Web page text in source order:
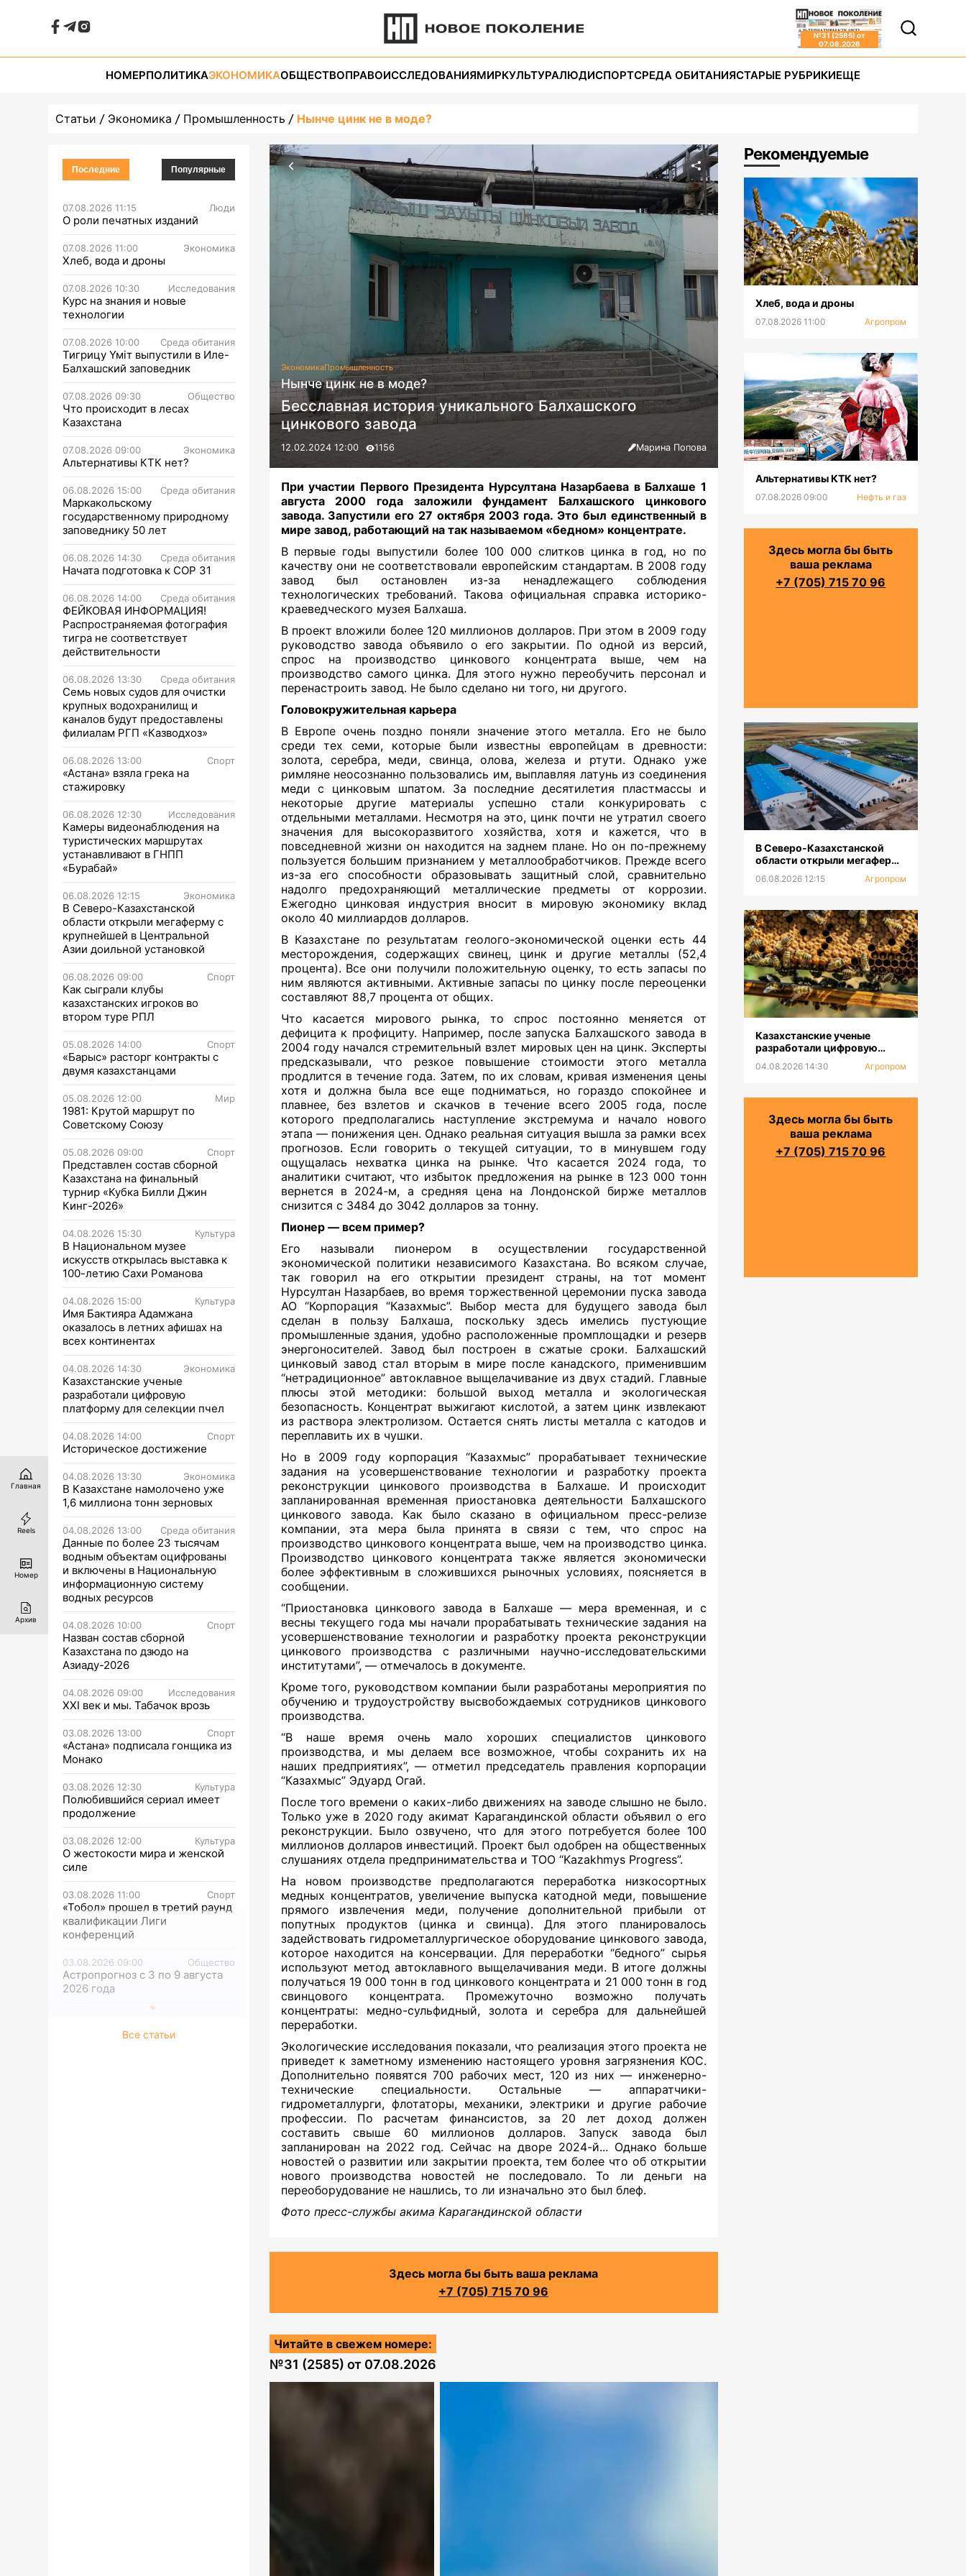
№31 (2585) от
07.08.2026
НОМЕРПОЛИТИКАЭКОНОМИКАОБЩЕСТВОПРАВОИССЛЕДОВАНИЯМИРКУЛЬТУРАЛЮДИСПОРТСРЕДА ОБИТАНИЯСТАРЫЕ РУБРИКИЕЩЕ
Статьи Экономика Промышленность Нынче цинк не в моде?
Последние Популярные
07.08.2026 11:15 Люди
О роли печатных изданий
07.08.2026 11:00 Экономика
Хлеб, вода и дроны
07.08.2026 10:30 Исследования
Курс на знания и новые
технологии
07.08.2026 10:00 Среда обитания
Тигрицу Үміт выпустили в Иле-
Балхашский заповедник
07.08.2026 09:30 Общество
Что происходит в лесах
Казахстана
07.08.2026 09:00 Экономика
Альтернативы КТК нет?
06.08.2026 15:00 Среда обитания
Маркакольскому
государственному природному
заповеднику 50 лет
06.08.2026 14:30 Среда обитания
Начата подготовка к СОР 31
06.08.2026 14:00 Среда обитания
ФЕЙКОВАЯ ИНФОРМАЦИЯ!
Распространяемая фотография
тигра не соответствует
действительности
06.08.2026 13:30 Среда обитания
Семь новых судов для очистки
крупных водохранилищ и
каналов будут предоставлены
филиалам РГП «Казводхоз»
06.08.2026 13:00 Спорт
«Астана» взяла грека на
стажировку
06.08.2026 12:30 Исследования
Камеры видеонаблюдения на
туристических маршрутах
устанавливают в ГНПП
«Бурабай»
06.08.2026 12:15 Экономика
В Северо-Казахстанской
области открыли мегаферму с
крупнейшей в Центральной
Азии доильной установкой
06.08.2026 09:00 Спорт
Как сыграли клубы
казахстанских игроков во
втором туре РПЛ
05.08.2026 14:00 Спорт
«Барыс» расторг контракты с
двумя казахстанцами
05.08.2026 12:00 Мир
1981: Крутой маршрут по
Советскому Союзу
05.08.2026 09:00 Спорт
Представлен состав сборной
Казахстана на финальный
турнир «Кубка Билли Джин
Кинг-2026»
04.08.2026 15:30 Культура
В Национальном музее
искусств открылась выставка к
100-летию Сахи Романова
04.08.2026 15:00 Культура
Имя Бактияра Адамжана
оказалось в летних афишах на
всех континентах
04.08.2026 14:30 Экономика
Казахстанские ученые
разработали цифровую
платформу для селекции пчел
04.08.2026 14:00 Спорт
Историческое достижение
04.08.2026 13:30 Экономика
В Казахстане намолочено уже
1,6 миллиона тонн зерновых
04.08.2026 13:00 Среда обитания
Данные по более 23 тысячам
водным объектам оцифрованы
и включены в Национальную
информационную систему
водных ресурсов
04.08.2026 10:00 Спорт
Назван состав сборной
Казахстана по дзюдо на
Азиаду-2026
04.08.2026 09:00 Исследования
XXI век и мы. Табачок врозь
03.08.2026 13:00 Спорт
«Астана» подписала гонщика из
Монако
03.08.2026 12:30 Культура
Полюбившийся сериал имеет
продолжение
03.08.2026 12:00 Культура
О жестокости мира и женской
силе
03.08.2026 11:00 Спорт
«Тобол» прошел в третий раунд
квалификации Лиги
конференций
03.08.2026 09:00 Общество
Астропрогноз с 3 по 9 августа
2026 года
Все статьи
ЭкономикаПромышленность
Нынче цинк не в моде?
Бесславная история уникального Балхашского
цинкового завода
12.02.2024 12:00 1156 Марина Попова
При участии Первого Президента Нурсултана Назарбаева в Балхаше 1
августа 2000 года заложили фундамент Балхашского цинкового
завода. Запустили его 27 октября 2003 года. Это был единственный в
мире завод, работающий на так называемом «бедном» концентрате.
В первые годы выпустили более 100 000 слитков цинка в год, но по
качеству они не соответствовали европейским стандартам. В 2008 году
завод был остановлен из-за ненадлежащего соблюдения
технологических требований. Такова официальная справка историко-
краеведческого музея Балхаша.
В проект вложили более 120 миллионов долларов. При этом в 2009 году
руководство завода объявило о его закрытии. По одной из версий,
спрос на производство цинкового концентрата выше, чем на
производство самого цинка. Для этого нужно переобучить персонал и
перенастроить завод. Не было сделано ни того, ни другого.
Головокружительная карьера
В Европе очень поздно поняли значение этого металла. Его не было
среди тех семи, которые были известны европейцам в древности:
золота, серебра, меди, свинца, олова, железа и ртути. Однако уже
римляне неосознанно пользовались им, выплавляя латунь из соединения
меди с цинковым шпатом. За последние десятилетия пластмассы и
некоторые другие материалы успешно стали конкурировать с
отдельными металлами. Несмотря на это, цинк почти не утратил своего
значения для высокоразвитого хозяйства, хотя и кажется, что в
повседневной жизни он находится на заднем плане. Но он по-прежнему
пользуется большим признанием у металлообработчиков. Прежде всего
из-за его способности образовывать защитный слой, сравнительно
надолго предохраняющий металлические предметы от коррозии.
Ежегодно цинковая индустрия вносит в мировую экономику вклад
около 40 миллиардов долларов.
В Казахстане по результатам геолого-экономической оценки есть 44
месторождения, содержащих свинец, цинк и другие металлы (52,4
процента). Все они получили положительную оценку, то есть запасы по
ним являются активными. Активные запасы по цинку после переоценки
составляют 88,7 процента от общих.
Что касается мирового рынка, то спрос постоянно меняется от
дефицита к профициту. Например, после запуска Балхашского завода в
2004 году начался стремительный взлет мировых цен на цинк. Эксперты
предсказывали, что резкое повышение стоимости этого металла
продлится в течение года. Затем, по их словам, кривая изменения цены
хотя и должна была все еще подниматься, но гораздо спокойнее и
плавнее, без взлетов и скачков в течение всего 2005 года, после
которого предполагались наступление экстремума и начало нового
этапа — понижения цен. Однако реальная ситуация вышла за рамки всех
прогнозов. Если говорить о текущей ситуации, то в минувшем году
ощущалась нехватка цинка на рынке. Что касается 2024 года, то
аналитики считают, что избыток предложения на рынке в 123 000 тонн
вернется в 2024-м, а средняя цена на Лондонской бирже металлов
снизится с 3484 до 3042 долларов за тонну.
Пионер — всем пример?
Его называли пионером в осуществлении государственной
экономической политики независимого Казахстана. Во всяком случае,
так говорил на его открытии президент страны, на тот момент
Нурсултан Назарбаев, во время торжественной церемонии пуска завода
АО “Корпорация “Казахмыс”. Выбор места для будущего завода был
сделан в пользу Балхаша, поскольку здесь имелись пустующие
промышленные здания, удобно расположенные промплощадки и резерв
энергоносителей. Завод был построен в сжатые сроки. Балхашский
цинковый завод стал вторым в мире после канадского, применившим
“нетрадиционное” автоклавное выщелачивание из двух стадий. Главные
плюсы этой методики: большой выход металла и экологическая
безопасность. Концентрат выжигают кислотой, а затем цинк извлекают
из раствора электролизом. Остается снять листы металла с катодов и
переплавить их в чушки.
Но в 2009 году корпорация “Казахмыс” прорабатывает технические
задания на усовершенствование технологии и разработку проекта
реконструкции цинкового производства в Балхаше. И происходит
запланированная временная приостановка деятельности Балхашского
цинкового завода. Как было сказано в официальном пресс-релизе
компании, эта мера была принята в связи с тем, что спрос на
производство цинкового концентрата выше, чем на производство цинка.
Производство цинкового концентрата также является экономически
более эффективным в сложившихся рыночных условиях, поясняется в
сообщении.
“Приостановка цинкового завода в Балхаше — мера временная, и с
весны текущего года мы начали прорабатывать технические задания на
усовершенствование технологии и разработку проекта реконструкции
цинкового производства с различными научно-исследовательскими
институтами”, — отмечалось в документе.
Кроме того, руководством компании были разработаны мероприятия по
обучению и трудоустройству высвобождаемых сотрудников цинкового
производства.
“В наше время очень мало хороших специалистов цинкового
производства, и мы делаем все возможное, чтобы сохранить их на
наших предприятиях”, — отметил председатель правления корпорации
“Казахмыс” Эдуард Огай.
После того времени о каких-либо движениях на заводе слышно не было.
Только уже в 2020 году акимат Карагандинской области объявил о его
реконструкции. Было озвучено, что для этого потребуется более 100
миллионов долларов инвестиций. Проект был одобрен на общественных
слушаниях отдела предпринимательства и ТОО “Kazakhmys Progress”.
На новом производстве предполагаются переработка низкосортных
медных концентратов, увеличение выпуска катодной меди, повышение
прямого извлечения меди, получение дополнительной прибыли от
попутных продуктов (цинка и свинца). Для этого планировалось
задействовать гидрометаллургическое оборудование цинкового завода,
которое находится на консервации. Для переработки “бедного” сырья
используют метод автоклавного выщелачивания меди. В итоге должны
получаться 19 000 тонн в год цинкового концентрата и 21 000 тонн в год
свинцового концентрата. Промежуточно возможно получать
концентраты: медно-сульфидный, золота и серебра для дальнейшей
переработки.
Экологические исследования показали, что реализация этого проекта не
приведет к заметному изменению настоящего уровня загрязнения КОС.
Дополнительно появятся 700 рабочих мест, 120 из них — инженерно-
технические специальности. Остальные — аппаратчики-
гидрометаллурги, флотаторы, механики, электрики и другие рабочие
профессии. По расчетам финансистов, за 20 лет доход должен
составить свыше 60 миллионов долларов. Запуск завода был
запланирован на 2022 год. Сейчас на дворе 2024-й... Однако больше
новостей о развитии или закрытии проекта, тем более что об открытии
нового производства новостей не последовало. То ли деньги на
переоборудование не нашлись, то ли изначально это был блеф.
Фото пресс-службы акима Карагандинской области
Здесь могла бы быть ваша реклама
+7 (705) 715 70 96
Читайте в свежем номере:
№31 (2585) от 07.08.2026
Рекомендуемые
Хлеб, вода и дроны
07.08.2026 11:00 Агропром
Альтернативы КТК нет?
07.08.2026 09:00 Нефть и газ
Здесь могла бы быть
ваша реклама
+7 (705) 715 70 96
В Северо-Казахстанской
области открыли мегаферму
Азии доильной установкой
06.08.2026 12:15 Агропром
Казахстанские ученые
разработали цифровую
пчел
04.08.2026 14:30 Агропром
Здесь могла бы быть
ваша реклама
+7 (705) 715 70 96
Главная
Reels
Номер
Архив